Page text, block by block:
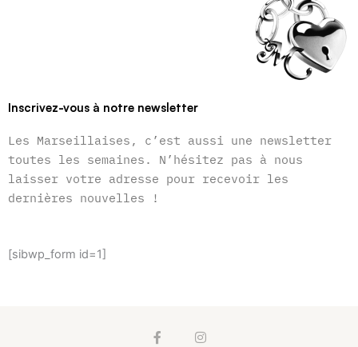
Inscrivez-vous à notre newsletter
Les Marseillaises, c’est aussi une newsletter
toutes les semaines. N’hésitez pas à nous
laisser votre adresse pour recevoir les
dernières nouvelles !
[sibwp_form id=1]
F
I